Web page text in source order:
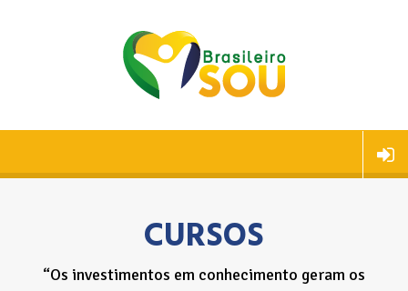
CURSOS
“Os investimentos em conhecimento geram os